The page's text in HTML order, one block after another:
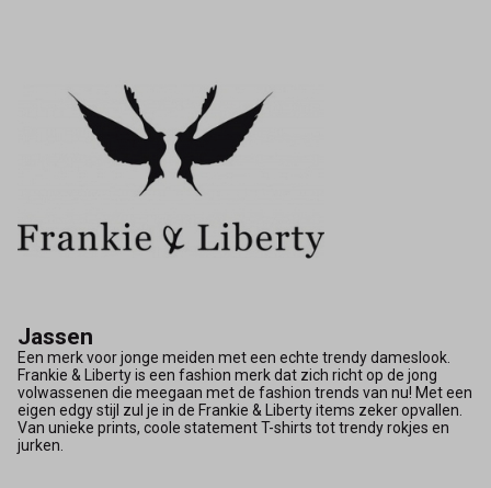
Jassen
Een merk voor jonge meiden met een echte trendy dameslook.
Frankie & Liberty is een fashion merk dat zich richt op de jong
volwassenen die meegaan met de fashion trends van nu! Met een
eigen edgy stijl zul je in de Frankie & Liberty items zeker opvallen.
Van unieke prints, coole statement T-shirts tot trendy rokjes en
jurken.